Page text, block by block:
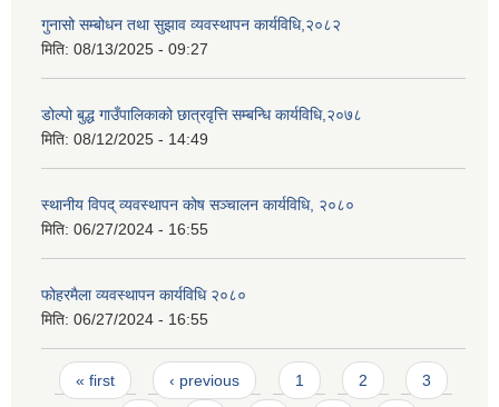
गुनासो सम्बोधन तथा सुझाव व्यवस्थापन कार्यविधि,२०८२
मिति: 08/13/2025 - 09:27
डोल्पो बुद्ध गाउँपालिकाको छात्रवृत्ति सम्बन्धि कार्यविधि,२०७८
मिति: 08/12/2025 - 14:49
स्थानीय विपद् व्यवस्थापन कोष सञ्चालन कार्यविधि, २०८०
मिति: 06/27/2024 - 16:55
फोहरमैला व्यवस्थापन कार्यविधि २०८०
मिति: 06/27/2024 - 16:55
Pages
« first ‹ previous 1 2 3